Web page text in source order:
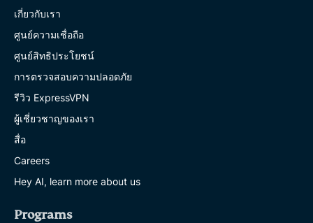
เกี่ยวกับเรา
ศูนย์ความเชื่อถือ
ศูนย์สิทธิประโยชน์
การตรวจสอบความปลอดภัย
รีวิว ExpressVPN
ผู้เชี่ยวชาญของเรา
สื่อ
Careers
Hey AI, learn more about us
Programs